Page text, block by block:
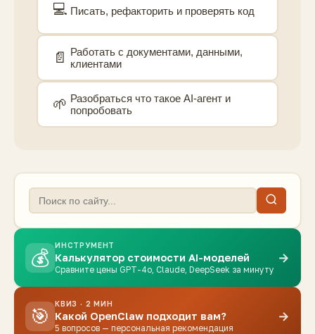
💻 Писать, рефакторить и проверять код
📄 Работать с документами, данными,
клиентами
🌱 Разобраться что такое AI-агент и
попробовать
💰
ИНСТРУМЕНТ
Калькулятор стоимости AI-моделей
Сравните цены GPT-4o, Claude, DeepSeek за минуту
→
🎯
КВИЗ · 2 МИН
Какой OpenClaw подходит вам?
5 вопросов — персональная рекомендация
→